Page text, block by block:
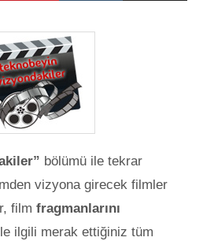
bölümü ile tekrar
vizyona girecek filmler
film fragmanlarını
ilgili merak ettiğiniz tüm